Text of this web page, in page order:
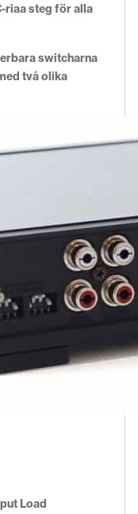
riaa steg för alla
switcharna
två olika
Load